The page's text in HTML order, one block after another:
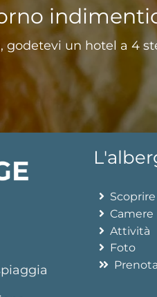
godetevi un hotel a 4
Camere
Attività
Foto